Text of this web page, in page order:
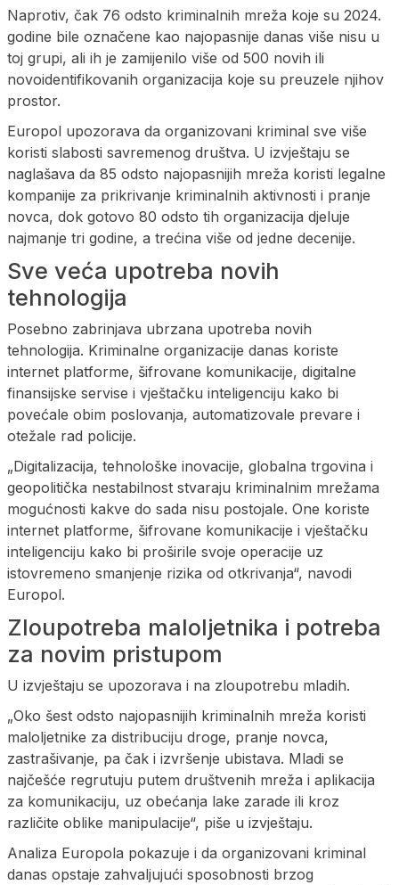
Naprotiv, čak 76 odsto kriminalnih mreža koje su 2024.
godine bile označene kao najopasnije danas više nisu u
toj grupi, ali ih je zamijenilo više od 500 novih ili
novoidentifikovanih organizacija koje su preuzele njihov
prostor.
Europol upozorava da organizovani kriminal sve više
koristi slabosti savremenog društva. U izvještaju se
naglašava da 85 odsto najopasnijih mreža koristi legalne
kompanije za prikrivanje kriminalnih aktivnosti i pranje
novca, dok gotovo 80 odsto tih organizacija djeluje
najmanje tri godine, a trećina više od jedne decenije.
Sve veća upotreba novih
tehnologija
Posebno zabrinjava ubrzana upotreba novih
tehnologija. Kriminalne organizacije danas koriste
internet platforme, šifrovane komunikacije, digitalne
finansijske servise i vještačku inteligenciju kako bi
povećale obim poslovanja, automatizovale prevare i
otežale rad policije.
„Digitalizacija, tehnološke inovacije, globalna trgovina i
geopolitička nestabilnost stvaraju kriminalnim mrežama
mogućnosti kakve do sada nisu postojale. One koriste
internet platforme, šifrovane komunikacije i vještačku
inteligenciju kako bi proširile svoje operacije uz
istovremeno smanjenje rizika od otkrivanja“, navodi
Europol.
Zloupotreba maloljetnika i potreba
za novim pristupom
U izvještaju se upozorava i na zloupotrebu mladih.
„Oko šest odsto najopasnijih kriminalnih mreža koristi
maloljetnike za distribuciju droge, pranje novca,
zastrašivanje, pa čak i izvršenje ubistava. Mladi se
najčešće regrutuju putem društvenih mreža i aplikacija
za komunikaciju, uz obećanja lake zarade ili kroz
različite oblike manipulacije“, piše u izvještaju.
Analiza Europola pokazuje i da organizovani kriminal
danas opstaje zahvaljujući sposobnosti brzog